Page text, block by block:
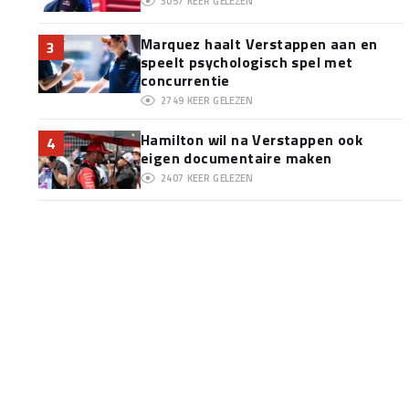
3
Marquez haalt Verstappen aan en
speelt psychologisch spel met
concurrentie
2749 KEER GELEZEN
4
Hamilton wil na Verstappen ook
eigen documentaire maken
2407 KEER GELEZEN